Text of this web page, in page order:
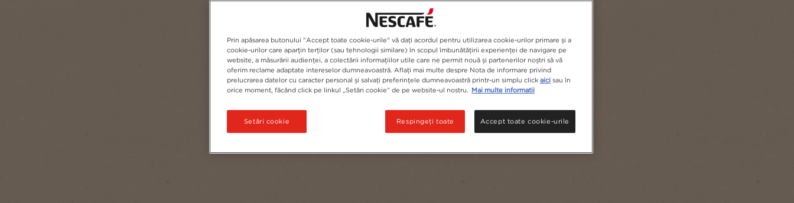
Prin apăsarea butonului "Accept toate cookie-urile" vă dați acordul pentru utilizarea cookie-urilor primare și a
cookie-urilor care aparțin terților (sau tehnologii similare) în scopul îmbunătățirii experienței de navigare pe
website, a măsurării audienței, a colectării informațiilor utile care ne permit nouă și partenerilor noștri să vă
oferim reclame adaptate intereselor dumneavoastră. Aflați mai multe despre Nota de informare privind
prelucrarea datelor cu caracter personal și salvați preferințele dumneavoastră printr-un simplu click aici sau în
orice moment, făcând click pe linkul „Setări cookie” de pe website-ul nostru. Mai multe informatii
Respingeți toate Accept toate cookie-urile
Setări cookie